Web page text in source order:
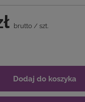
brutto / szt.
Dodaj do koszyka